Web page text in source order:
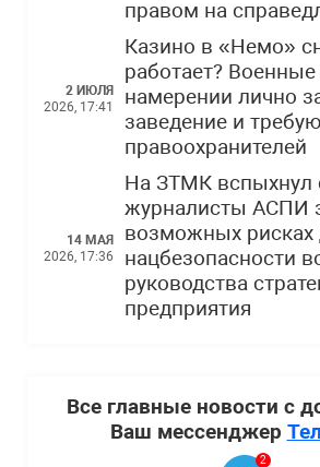
правом на
2 ИЮЛЯ
2026, 17:41
Казино в «Немо»
работает?
намерении лично
заведение и
правоохранителей
14 МАЯ
2026, 17:36
На ЗТМК вспыхнул
журналисты АСПИ
возможных рисках
нацбезопасности
руководства
предприятия
Все главные новости с
Ваш мессенджер
2